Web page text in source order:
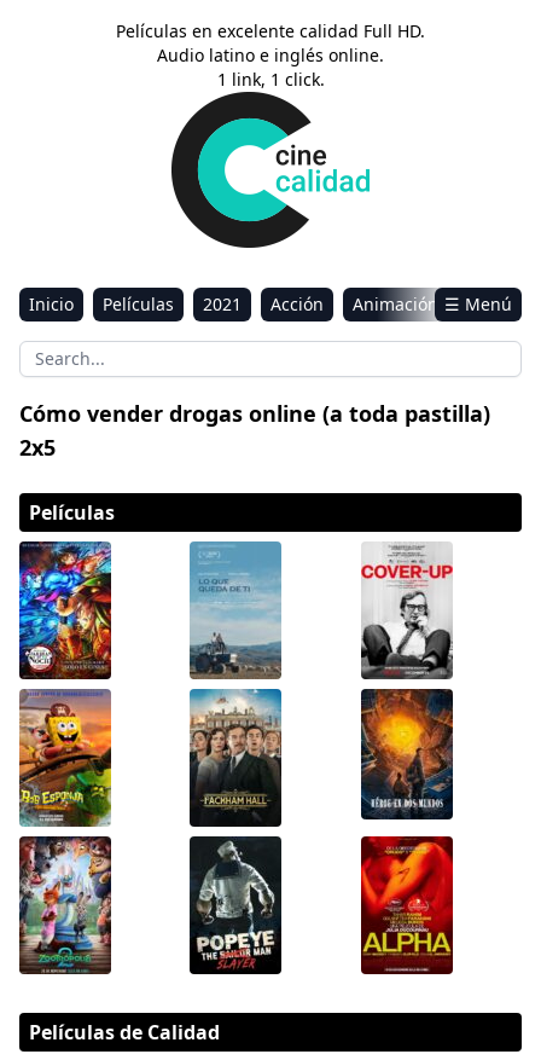
Películas en excelente calidad Full HD.
Audio latino e inglés online.
1 link, 1 click.
Inicio Películas 2021 Acción
Animación
Aventura
Ciencia ficción Comedia
Drama
Sci-Fi & Fantasy
☰ Menú
Cómo vender drogas online (a toda pastilla)
2x5
Películas
Películas de Calidad